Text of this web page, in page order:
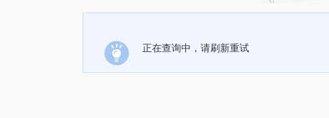
正在查询中，请刷新重试